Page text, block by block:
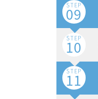
STEP
09
STEP
10
STEP
11